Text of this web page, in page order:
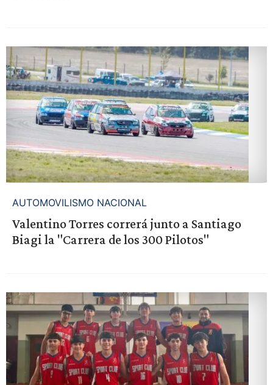
AUTOMOVILISMO NACIONAL
Valentino Torres correrá junto a Santiago
Biagi la "Carrera de los 300 Pilotos"